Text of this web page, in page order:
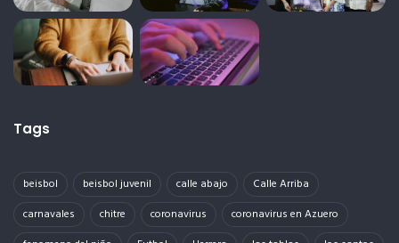
Tags
beisbol beisbol juvenil calle abajo
Calle Arriba
carnavales
chitre coronavirus
coronavirus en Azuero